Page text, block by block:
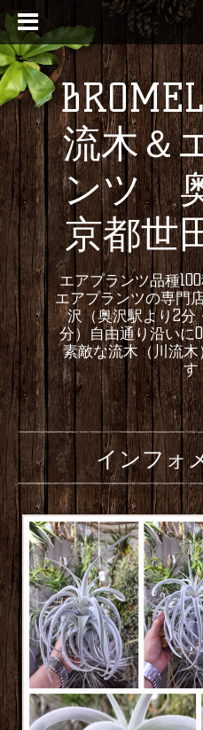
流木＆
ンツ
京都世
エアプランツ品種
エアプランツの専門
沢（奥沢駅より2分
分）自由通り沿いに
素敵な流木（川流
す
インフォ